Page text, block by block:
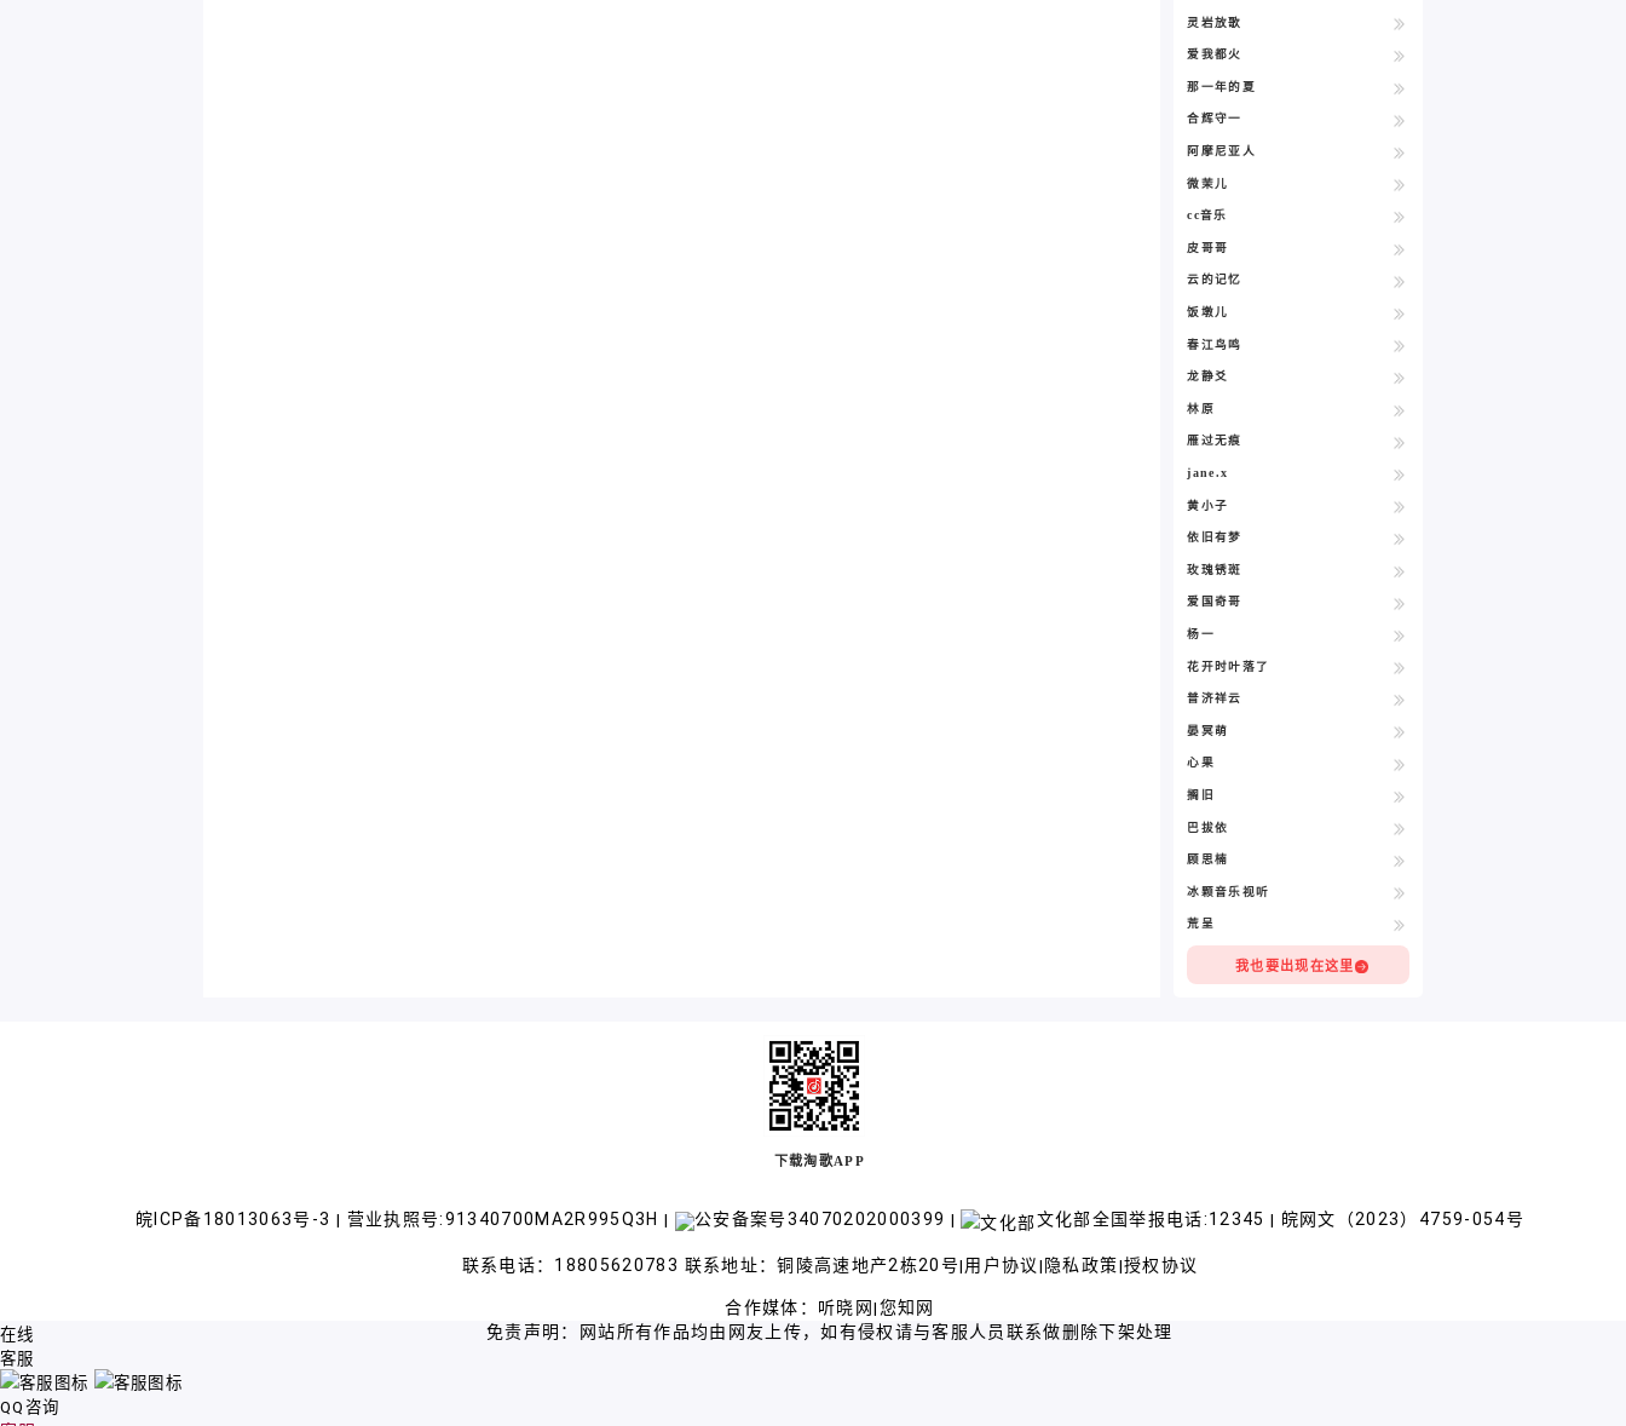
灵岩放歌
爱我都火
那一年的夏
合辉守一
阿摩尼亚人
微茉儿
cc音乐
皮哥哥
云的记忆
饭墩儿
春江鸟鸣
龙静爻
林原
雁过无痕
jane.x
黄小子
依旧有梦
玫瑰锈斑
爱国奇哥
杨一
花开时叶落了
普济祥云
晏冥萌
心果
搁旧
巴拔依
顾思楠
冰颗音乐视听
荒呈
我也要出现在这里
下载淘歌APP
皖ICP备18013063号-3 | 营业执照号:91340700MA2R995Q3H | 公安备案号34070202000399 | 文化部全国举报电话:12345 | 皖网文（2023）4759-054号
联系电话：18805620783 联系地址：铜陵高速地产2栋20号| 用户协议 | 隐私政策|授权协议
合作媒体： 听晓网| 您知网
免责声明：网站所有作品均由网友上传，如有侵权请与客服人员联系做删除下架处理
在线
客服
QQ咨询